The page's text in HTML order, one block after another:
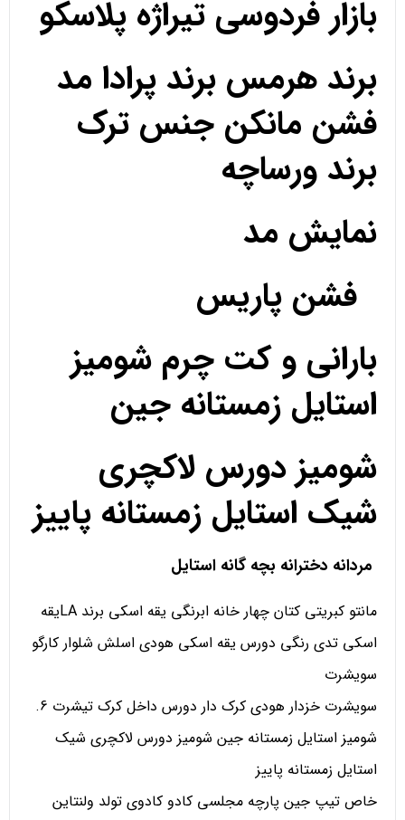
بازار فردوسی تیراژه پلاسکو
برند هرمس برند پرادا مد
فشن مانکن جنس ترک
برند ورساچه
نمایش مد
فشن پاریس
بارانی و کت چرم شومیز
استایل زمستانه جین
شومیز دورس لاکچری
شیک استایل زمستانه پاییز
مردانه دخترانه بچه گانه استایل
مانتو کبریتی کتان چهار خانه ابرنگی یقه اسکی برند LAیقه
اسکی تدی رنگی دورس یقه اسکی هودی اسلش شلوار کارگو
سویشرت
سویشرت خزدار هودی کرک دار دورس داخل کرک تیشرت 6.
شومیز استایل زمستانه جین شومیز دورس لاکچری شیک
استایل زمستانه پاییز
خاص تیپ جین پارچه مجلسی کادو کادوی تولد ولنتاین